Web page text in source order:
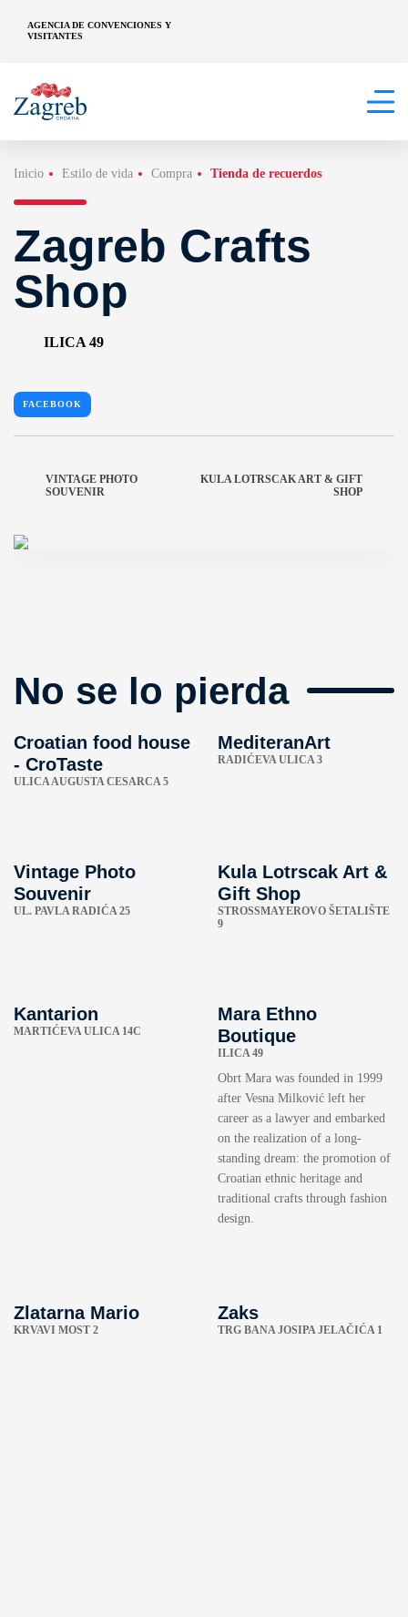
AGENCIA DE CONVENCIONES Y
VISITANTES
Inicio Estilo de vida Compra Tienda de recuerdos
Zagreb Crafts
Shop
ILICA 49
FACEBOOK
VINTAGE PHOTO
SOUVENIR
KULA LOTRSCAK ART & GIFT
SHOP
No se lo pierda
Croatian food house
- CroTaste
ULICA AUGUSTA CESARCA 5
MediteranArt
RADIĆEVA ULICA 3
Vintage Photo
Souvenir
UL. PAVLA RADIĆA 25
Kula Lotrscak Art &
Gift Shop
STROSSMAYEROVO ŠETALIŠTE
9
Kantarion
MARTIĆEVA ULICA 14C
Mara Ethno
Boutique
ILICA 49
Obrt Mara was founded in 1999
after Vesna Milković left her
career as a lawyer and embarked
on the realization of a long-
standing dream: the promotion of
Croatian ethnic heritage and
traditional crafts through fashion
design.
Zlatarna Mario
KRVAVI MOST 2
Zaks
TRG BANA JOSIPA JELAČIĆA 1